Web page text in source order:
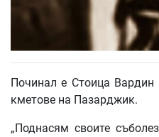
Починал е Стоица
кметове на Пазарджик.
„Поднасям своите